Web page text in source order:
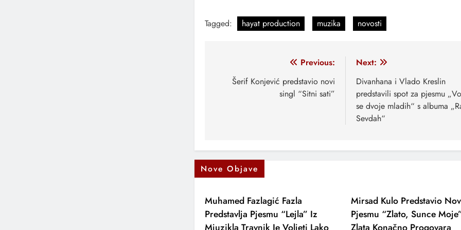
Tagged: hayat production muzika novosti
članaka
Previous:
Šerif Konjević predstavio novi
singl “Sitni sati”
Next:
Divanhana i Vlado Kreslin
predstavili spot za pjesmu
se dvoje mladih“ s albuma
Sevdah“
Nove Objave
Muhamed Fazlagić Fazla
Predstavlja Pjesmu “Lejla” Iz
Mirsad Kulo Predstavio
Pjesmu “Zlato, Sunce